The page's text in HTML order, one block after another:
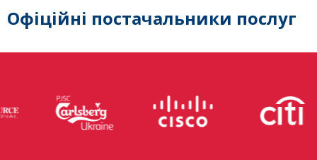
Офіційні постачальники послуг